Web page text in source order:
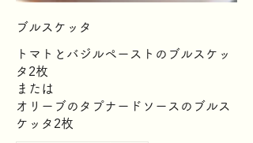
ブルスケッタ
トマトとバジルペーストのブルスケッ
タ2枚
または
オリーブのタプナードソースのブルス
ケッタ2枚